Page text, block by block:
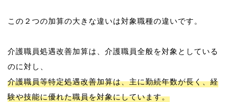
この２つの加算の大きな違いは対象職種の違いです。
介護職員処遇改善加算は、介護職員全般を対象としている
介護職員等特定処遇改善加算は、主に勤続年数が長く、経
験や技能に優れた職員を対象にしています。